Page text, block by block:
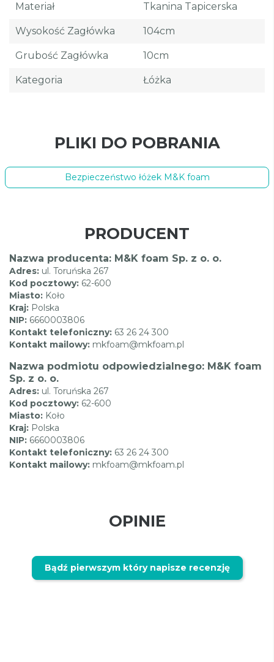
Materiał Tkanina Tapicerska
Wysokość Zagłówka 104cm
Grubość Zagłówka 10cm
Kategoria Łóżka
PLIKI DO POBRANIA
Bezpieczeństwo łóżek M&K foam
PRODUCENT
Nazwa producenta: M&K foam Sp. z o. o.
Adres: ul. Toruńska 267
Kod pocztowy: 62-600
Miasto: Koło
Kraj: Polska
NIP: 6660003806
Kontakt telefoniczny: 63 26 24 300
Kontakt mailowy: mkfoam@mkfoam.pl
Nazwa podmiotu odpowiedzialnego: M&K foam
Sp. z o. o.
Adres: ul. Toruńska 267
Kod pocztowy: 62-600
Miasto: Koło
Kraj: Polska
NIP: 6660003806
Kontakt telefoniczny: 63 26 24 300
Kontakt mailowy: mkfoam@mkfoam.pl
OPINIE
Bądź pierwszym który napisze recenzję